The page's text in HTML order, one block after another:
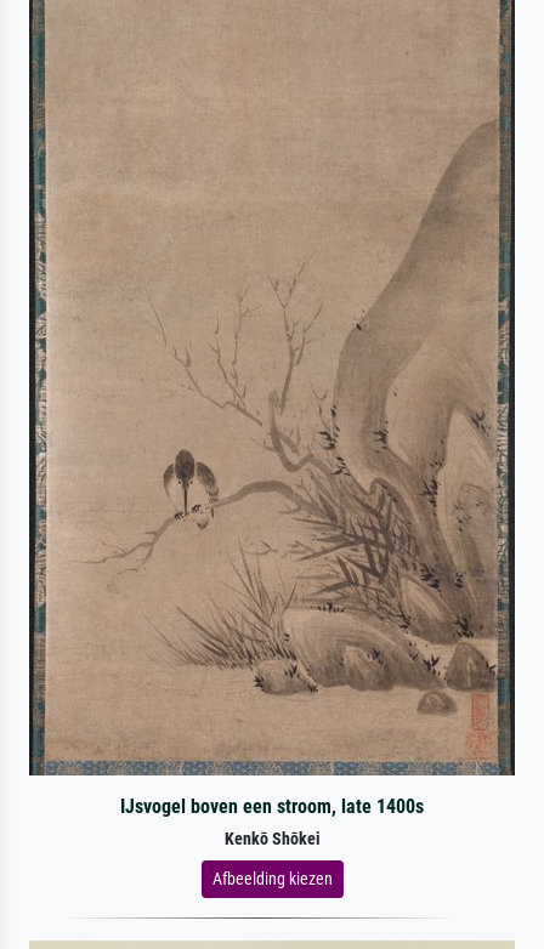
IJsvogel boven een stroom, late 1400s
Kenkō Shōkei
Afbeelding kiezen